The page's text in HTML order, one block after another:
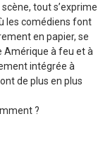
tout s’exprime
les comédiens font
en papier, se
Amérique à feu et à
intégrée à
de plus en plus
?